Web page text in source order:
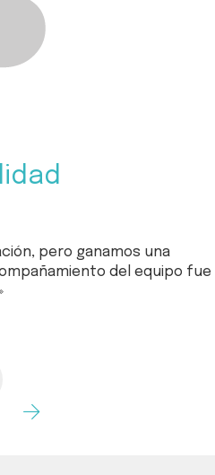
pero ganamos una
del equipo fue